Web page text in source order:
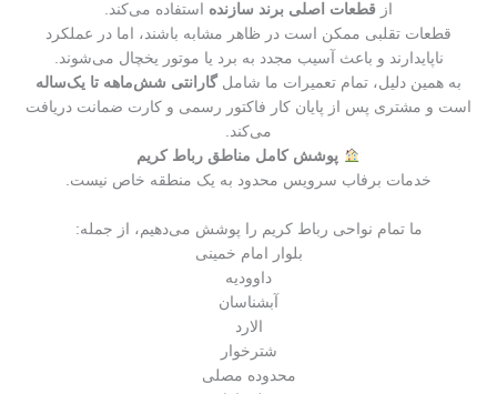
از قطعات اصلی برند سازنده استفاده می‌کند.
قطعات تقلبی ممکن است در ظاهر مشابه باشند، اما در عملکرد
ناپایدارند و باعث آسیب مجدد به برد یا موتور یخچال می‌شوند.
به همین دلیل، تمام تعمیرات ما شامل گارانتی شش‌ماهه تا یک‌ساله
است و مشتری پس از پایان کار فاکتور رسمی و کارت ضمانت دریافت
می‌کند.
پوشش کامل مناطق رباط کریم
خدمات برفاب سرویس محدود به یک منطقه خاص نیست.
ما تمام نواحی رباط کریم را پوشش می‌دهیم، از جمله:
بلوار امام خمینی
داوودیه
آبشناسان
الارد
شترخوار
محدوده مصلی